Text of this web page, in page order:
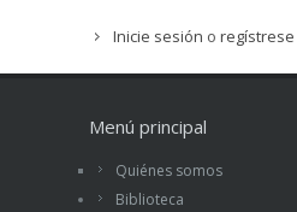
Inicie sesión o regístrese
Menú principal
Quiénes somos
Biblioteca